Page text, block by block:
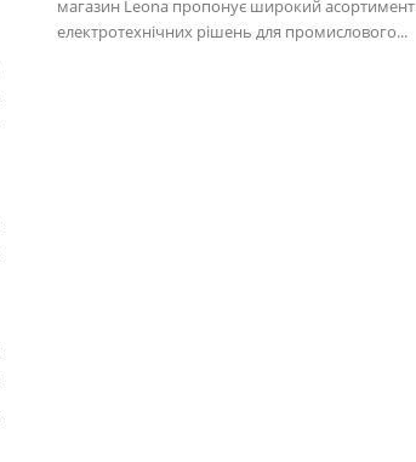
магазин Leona пропонує широкий асортимент
електротехнічних рішень для промислового...